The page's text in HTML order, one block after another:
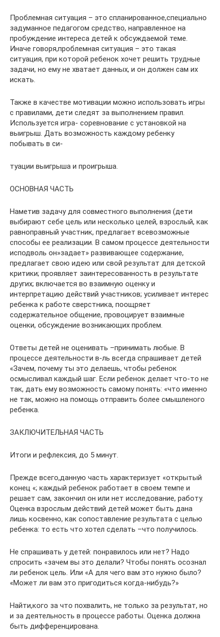
Проблемная ситуация – это спланированное,специально
задуманное педагогом средство, направленное на
пробуждение интереса детей к обсуждаемой теме.
Иначе говоря,проблемная ситуация – это такая
ситуация, при которой ребенок хочет решить трудные
задачи, но ему не хватает данных, и он должен сам их
искать.
Также в качестве мотивации можно использовать игры
с правилами, дети следят за выполнением правил.
Используется игра- соревнование с установкой на
выигрыш. Дать возможность каждому ребенку
побывать в си-
туации выигрыша и проигрыша.
ОСНОВНАЯ ЧАСТЬ
Наметив задачу для совместного выполнения (дети
выбирают себе цель или несколько целей, взрослый, как
равноправный участник, предлагает всевозможные
способы ее реализации. В самом процессе деятельности
исподволь он»задает» развивающее содержание,
предлагает свою идею или свой результат для детской
критики; проявляет заинтересованность в результате
других; включается во взаимную оценку и
интерпретацию действий участников; усиливает интерес
ребенка к работе сверстника, поощряет
содержательное общение, провоцирует взаимные
оценки, обсуждение возникающих проблем.
Ответы детей не оценивать –принимать любые. В
процессе деятельности в-ль всегда спрашивает детей
«Зачем, почему ты это делаешь, чтобы ребенок
осмысливал каждый шаг. Если ребенок делает что-то не
так, дать ему возможность самому понять: «что именно
не так, можно на помощь отправить более смышленого
ребенка.
ЗАКЛЮЧИТЕЛЬНАЯ ЧАСТЬ
Итоги и рефлексия, до 5 минут.
Прежде всего,данную часть характеризует «открытый
конец «; каждый ребенок работает в своем темпе и
решает сам, закончил он или нет исследование, работу.
Оценка взрослым действий детей может быть дана
лишь косвенно, как сопоставление результата с целью
ребенка: то есть что хотел сделать –что получилось.
Не спрашивать у детей: понравилось или нет? Надо
спросить «зачем вы это делали? Чтобы понять осознал
ли ребенок цель. Или «А для чего вам это нужно было?
«Может ли вам это пригодиться когда-нибудь?»
Найти,кого за что похвалить, не только за результат, но
и за деятельность в процессе работы. Оценка должна
быть дифференцирована.